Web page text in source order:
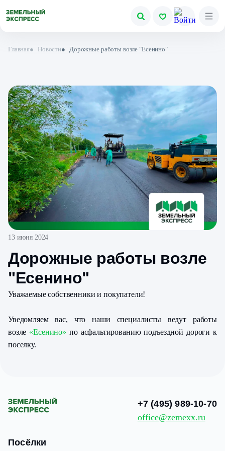
Главная● Новости● Дорожные работы возле "Есенино"
13 июня 2024
Дорожные работы возле
"Есенино"
Уважаемые собственники и покупатели!
Уведомляем вас, что наши специалисты ведут работы
возле «Есенино» по асфальтированию подъездной дороги к
поселку.
Посёлки
+7 (495) 989-10-70
office@zemexx.ru